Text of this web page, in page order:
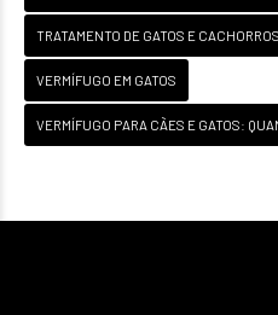
TRATAMENTO DE GATOS E CACHORROS
VERMÍFUGO EM GATOS
VERMÍFUGO PARA CÃES E GATOS: